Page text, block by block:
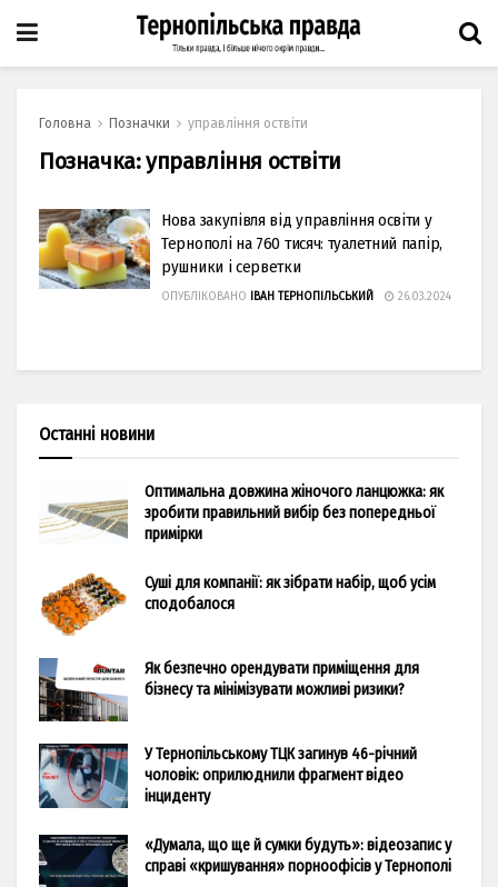
Головна Позначки управління оствіти
Позначка:управління оствіти
Нова закупівля від управління освіти у
Тернополі на 760 тисяч: туалетний папір,
рушники і серветки
ОПУБЛІКОВАНО ІВАН ТЕРНОПІЛЬСЬКИЙ 26.03.2024
Останні новини
Оптимальна довжина жіночого ланцюжка: як
зробити правильний вибір без попередньої
примірки
Суші для компанії: як зібрати набір, щоб усім
сподобалося
Як безпечно орендувати приміщення для
бізнесу та мінімізувати можливі ризики?
У Тернопільському ТЦК загинув 46-річний
чоловік: оприлюднили фрагмент відео
інциденту
«Думала, що ще й сумки будуть»: відеозапис у
справі «кришування» порноофісів у Тернополі